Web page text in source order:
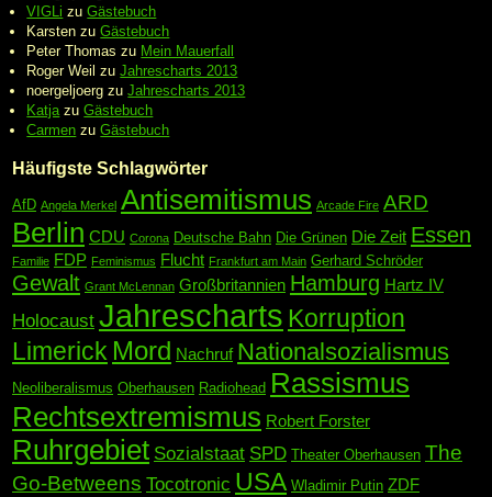
VIGLi zuGästebuch
Karsten zuGästebuch
Peter Thomas zu Mein Mauerfall
Roger Weil zuJahrescharts 2013
noergeljoerg zuJahrescharts 2013
KatjazuGästebuch
Carmen zuGästebuch
Häufigste Schlagwörter
AfD Angela Merkel Antisemitismus Arcade Fire ARD
Berlin CDU Corona Deutsche Bahn Die Grünen Die Zeit Essen
Familie FDP Feminismus Flucht Frankfurt am Main Gerhard Schröder
Gewalt Grant McLennan Großbritannien Hamburg Hartz IV
Holocaust Jahrescharts Korruption
Limerick Mord Nachruf Nationalsozialismus
Neoliberalismus Oberhausen Radiohead Rassismus
Rechtsextremismus Robert Forster
Ruhrgebiet Sozialstaat SPD Theater Oberhausen The
Go-Betweens Tocotronic USA Wladimir Putin ZDF